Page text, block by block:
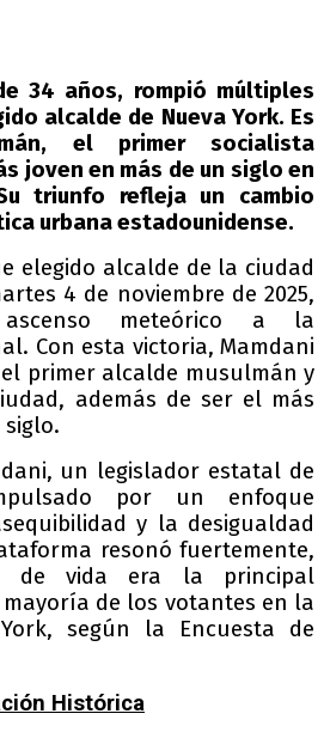
34 años, rompió múltiples
alcalde de Nueva York. Es
el primer socialista
joven en más de un siglo en
triunfo refleja un cambio
urbana estadounidense.
elegido alcalde de la ciudad
4 de noviembre de 2025,
meteórico a la
Con esta victoria, Mamdani
primer alcalde musulmán y
además de ser el más
un legislador estatal de
por un enfoque
y la desigualdad
resonó fuertemente,
de vida era la principal
de los votantes en la
según la Encuesta de
Histórica